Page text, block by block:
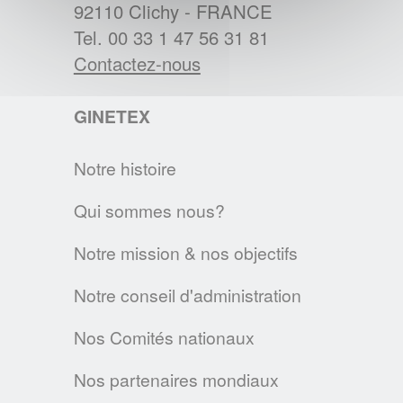
BREXIT : L'IMPACT SUR L'ETIQUETAGE
Les régles d'étiquetage des textiles
changent au 1er janvier 2021. Voici les
Textile & Fashion Care Awards 2023: Les
candidatures sont ouvertes !
textile de demain
EN SAVOIR PLUS
LA CHARTE SUR LE NETTOYAGE
DURABLE
L’A.I.S.E. présente les premiers produits
92110 Clichy - FRANCE
Tel. 00 33 1 47 56 31 81
Contactez-nous
GINETEX
Notre histoire
Qui sommes nous?
Notre mission & nos objectifs
Notre conseil d'administration
Nos Comités nationaux
Nos partenaires mondiaux